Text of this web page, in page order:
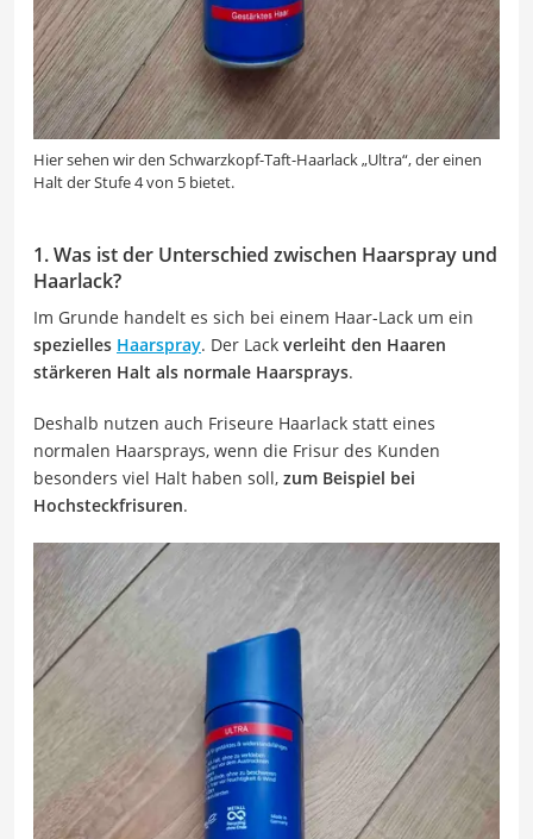
Hier sehen wir den Schwarzkopf-Taft-Haarlack „Ultra“, der einen
Halt der Stufe 4 von 5 bietet.
1. Was ist der Unterschied zwischen Haarspray und
Haarlack?
Im Grunde handelt es sich bei einem Haar-Lack um ein
spezielles Haarspray. Der Lack verleiht den Haaren
stärkeren Halt als normale Haarsprays.
Deshalb nutzen auch Friseure Haarlack statt eines
normalen Haarsprays, wenn die Frisur des Kunden
besonders viel Halt haben soll, zum Beispiel bei
Hochsteckfrisuren.